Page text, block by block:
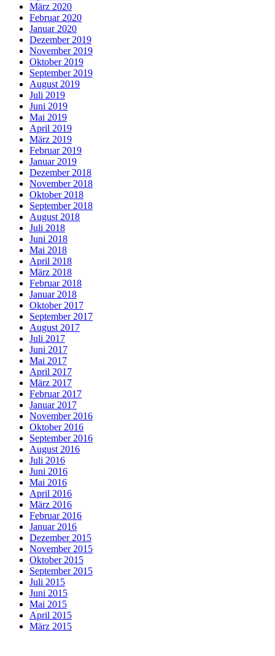
März 2020
Februar 2020
Januar 2020
Dezember 2019
November 2019
Oktober 2019
September 2019
August 2019
Juli 2019
Juni 2019
Mai 2019
April 2019
März 2019
Februar 2019
Januar 2019
Dezember 2018
November 2018
Oktober 2018
September 2018
August 2018
Juli 2018
Juni 2018
Mai 2018
April 2018
März 2018
Februar 2018
Januar 2018
Oktober 2017
September 2017
August 2017
Juli 2017
Juni 2017
Mai 2017
April 2017
März 2017
Februar 2017
Januar 2017
November 2016
Oktober 2016
September 2016
August 2016
Juli 2016
Juni 2016
Mai 2016
April 2016
März 2016
Februar 2016
Januar 2016
Dezember 2015
November 2015
Oktober 2015
September 2015
Juli 2015
Juni 2015
Mai 2015
April 2015
März 2015